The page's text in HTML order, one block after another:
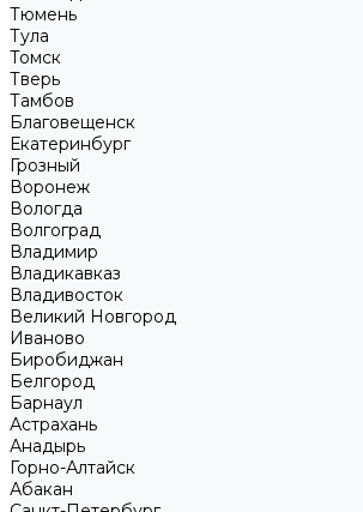
Тюмень
Тула
Томск
Тверь
Тамбов
Благовещенск
Екатеринбург
Грозный
Воронеж
Вологда
Волгоград
Владимир
Владикавказ
Владивосток
Великий Новгород
Иваново
Биробиджан
Белгород
Барнаул
Астрахань
Анадырь
Горно-Алтайск
Абакан